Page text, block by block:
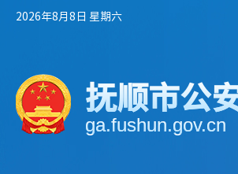
2026年8月8日 星期六
抚顺市公
ga.fushun.gov.cn